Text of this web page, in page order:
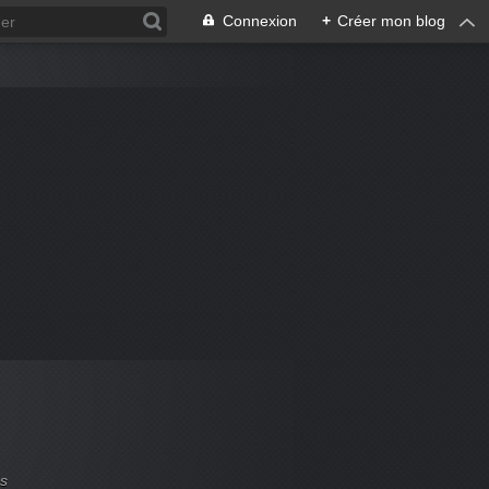
Connexion + Créer mon blog